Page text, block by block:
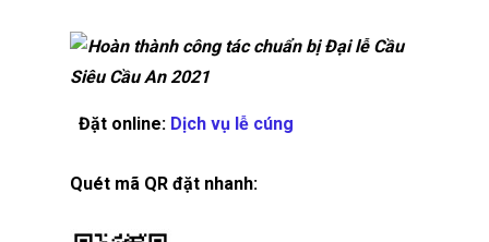
Đặt online: Dịch vụ lễ cúng
Quét mã QR đặt nhanh: